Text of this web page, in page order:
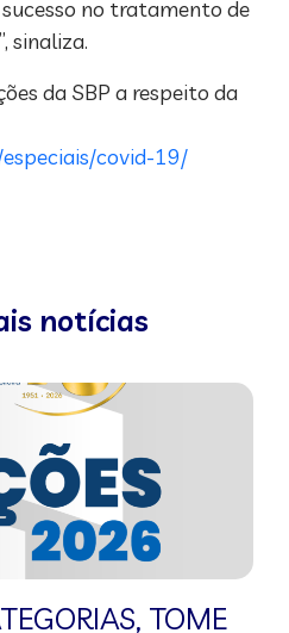
no tratamento de
sinaliza.
da SBP a respeito da
covid-19/
notícias
, TOME